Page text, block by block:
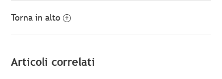
Torna in alto
Articoli correlati